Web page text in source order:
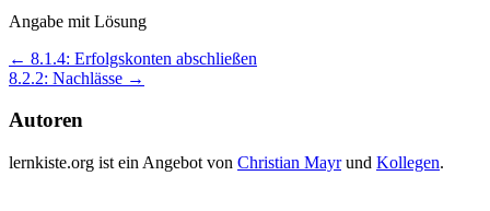
Angabe mit Lösung
Post
navigation
← 8.1.4: Erfolgskonten abschließen
8.2.2: Nachlässe →
Autoren
lernkiste.org ist ein Angebot von Christian Mayrund Kollegen.